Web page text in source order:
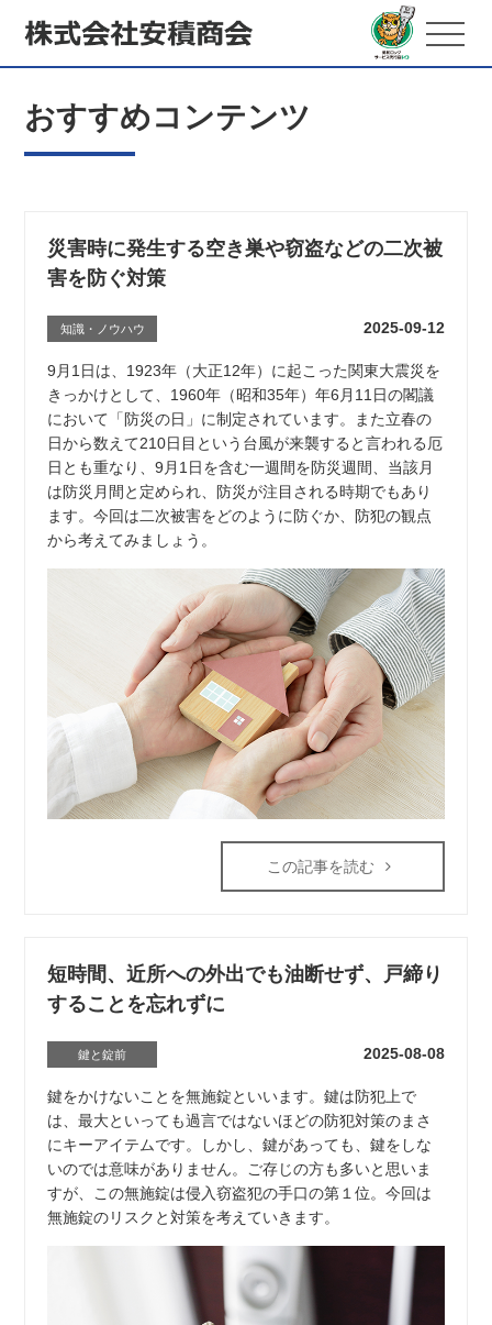
おすすめコンテンツ
災害時に発生する空き巣や窃盗などの二次被
害を防ぐ対策
知識・ノウハウ 2025-09-12
9月1日は、1923年（大正12年）に起こった関東大震災を
きっかけとして、1960年（昭和35年）年6月11日の閣議
において「防災の日」に制定されています。また立春の
日から数えて210日目という台風が来襲すると言われる厄
日とも重なり、9月1日を含む一週間を防災週間、当該月
は防災月間と定められ、防災が注目される時期でもあり
ます。今回は二次被害をどのように防ぐか、防犯の観点
から考えてみましょう。
この記事を読む
短時間、近所への外出でも油断せず、戸締り
することを忘れずに
鍵と錠前 2025-08-08
鍵をかけないことを無施錠といいます。鍵は防犯上で
は、最大といっても過言ではないほどの防犯対策のまさ
にキーアイテムです。しかし、鍵があっても、鍵をしな
いのでは意味がありません。ご存じの方も多いと思いま
すが、この無施錠は侵入窃盗犯の手口の第１位。今回は
無施錠のリスクと対策を考えていきます。